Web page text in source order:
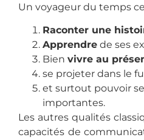
Un voyageur du temps
Raconter une
Apprendre de ses
Bien vivre au
se projeter dans le
et surtout pouvoir
importantes.
Les autres qualités
capacités de